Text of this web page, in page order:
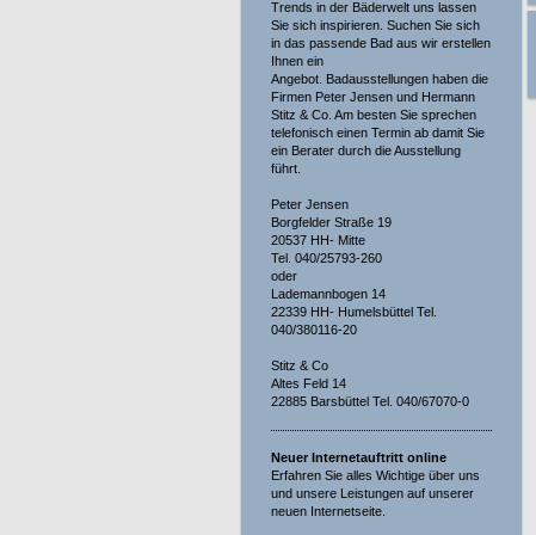
Trends in der Bäderwelt uns lassen
Sie sich inspirieren. Suchen Sie sich
in das passende Bad aus wir erstellen
Ihnen ein
Angebot. Badausstellungen haben die
Firmen Peter Jensen und Hermann
Stitz & Co. Am besten Sie sprechen
telefonisch einen Termin ab damit Sie
ein Berater durch die Ausstellung
führt.
Peter Jensen
Borgfelder Straße 19
20537 HH- Mitte
Tel. 040/25793-260
oder
Lademannbogen 14
22339 HH- Humelsbüttel Tel.
040/380116-20
Stitz & Co
Altes Feld 14
22885 Barsbüttel Tel. 040/67070-0
Neuer Internetauftritt online
Erfahren Sie alles Wichtige über uns
und unsere Leistungen auf unserer
neuen Internetseite.